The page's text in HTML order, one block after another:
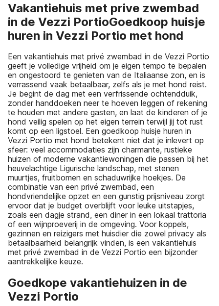
Vakantiehuis met prive zwembad
in de Vezzi PortioGoedkoop huisje
huren in Vezzi Portio met hond
Een vakantiehuis met privé zwembad in de Vezzi Portio
geeft je volledige vrijheid om je eigen tempo te bepalen
en ongestoord te genieten van de Italiaanse zon, en is
verrassend vaak betaalbaar, zelfs als je met hond reist.
Je begint de dag met een verfrissende ochtendduik,
zonder handdoeken neer te hoeven leggen of rekening
te houden met andere gasten, en laat de kinderen of je
hond veilig spelen op het eigen terrein terwijl jij tot rust
komt op een ligstoel. Een goedkoop huisje huren in
Vezzi Portio met hond betekent niet dat je inlevert op
sfeer: veel accommodaties zijn charmante, rustieke
huizen of moderne vakantiewoningen die passen bij het
heuvelachtige Ligurische landschap, met stenen
muurtjes, fruitbomen en schaduwrijke hoekjes. De
combinatie van een privé zwembad, een
hondvriendelijke opzet en een gunstig prijsniveau zorgt
ervoor dat je budget overblijft voor leuke uitstapjes,
zoals een dagje strand, een diner in een lokaal trattoria
of een wijnproeverij in de omgeving. Voor koppels,
gezinnen en reizigers met huisdier die zowel privacy als
betaalbaarheid belangrijk vinden, is een vakantiehuis
met privé zwembad in de Vezzi Portio een bijzonder
aantrekkelijke keuze.
Goedkope vakantiehuizen in de
Vezzi Portio